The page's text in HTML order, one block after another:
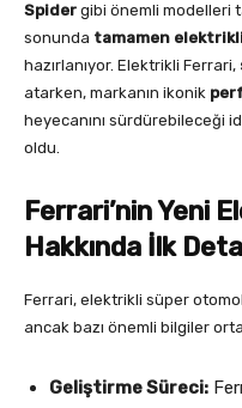
Spider gibi önemli modelleri
sonunda tamamen
hazırlanıyor. Elektrikli Ferrari,
atarken, markanın ikonik
heyecanını sürdürebileceği
oldu.
Ferrari’nin Yeni
Hakkında İlk
Ferrari, elektrikli süper
ancak bazı önemli bilgiler
Geliştirme Süreci: